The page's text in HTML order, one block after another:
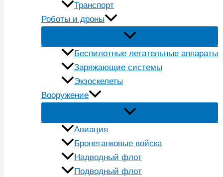
Транспорт
Роботы и дроны
Беспилотные летательные аппараты
Заряжающие системы
Экзоскелеты
Вооружение
Авиация
Бронетанковые войска
Надводный флот
Подводный флот